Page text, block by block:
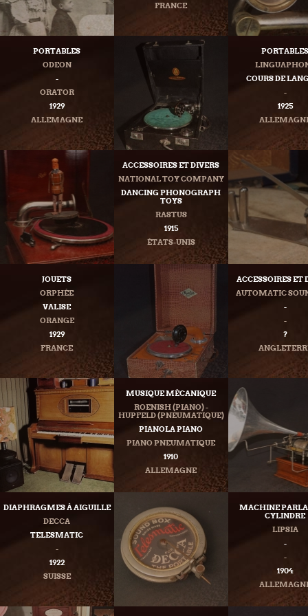
FRANCE
PORTABLES
ODEON
-
ORATOR
1929
ALLEMAGNE
COURS DE
-
1925
ACCESSOIRES ET DIVERS
NATIONAL TOY COMPANY
DANCING PHONOGRAPH
TOYS
RASTUS
1915
ÉTATS-UNIS
JOUETS
ORPHÉE
VALISE
ORANGE
1929
FRANCE
ACCESSOIRES ET
AUTOMATIC
-
-
?
MUSIQUE MÉCANIQUE
ROENISH (PIANO) -
HUPFELD (PNEUMATIQUE)
PIANOLA PIANO
PIANO PNEUMATIQUE
1910
ALLEMAGNE
DIAPHRAGMES À AIGUILLE
DECCA
TELESMATIC
-
1922
SUISSE
MACHINE
CYLINDRE
LIPSIA
-
-
1904